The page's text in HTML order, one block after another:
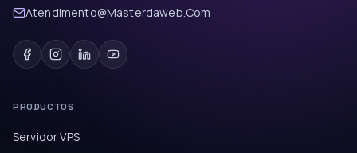
Atendimento@Masterdaweb.Com
PRODUCTOS
Servidor VPS